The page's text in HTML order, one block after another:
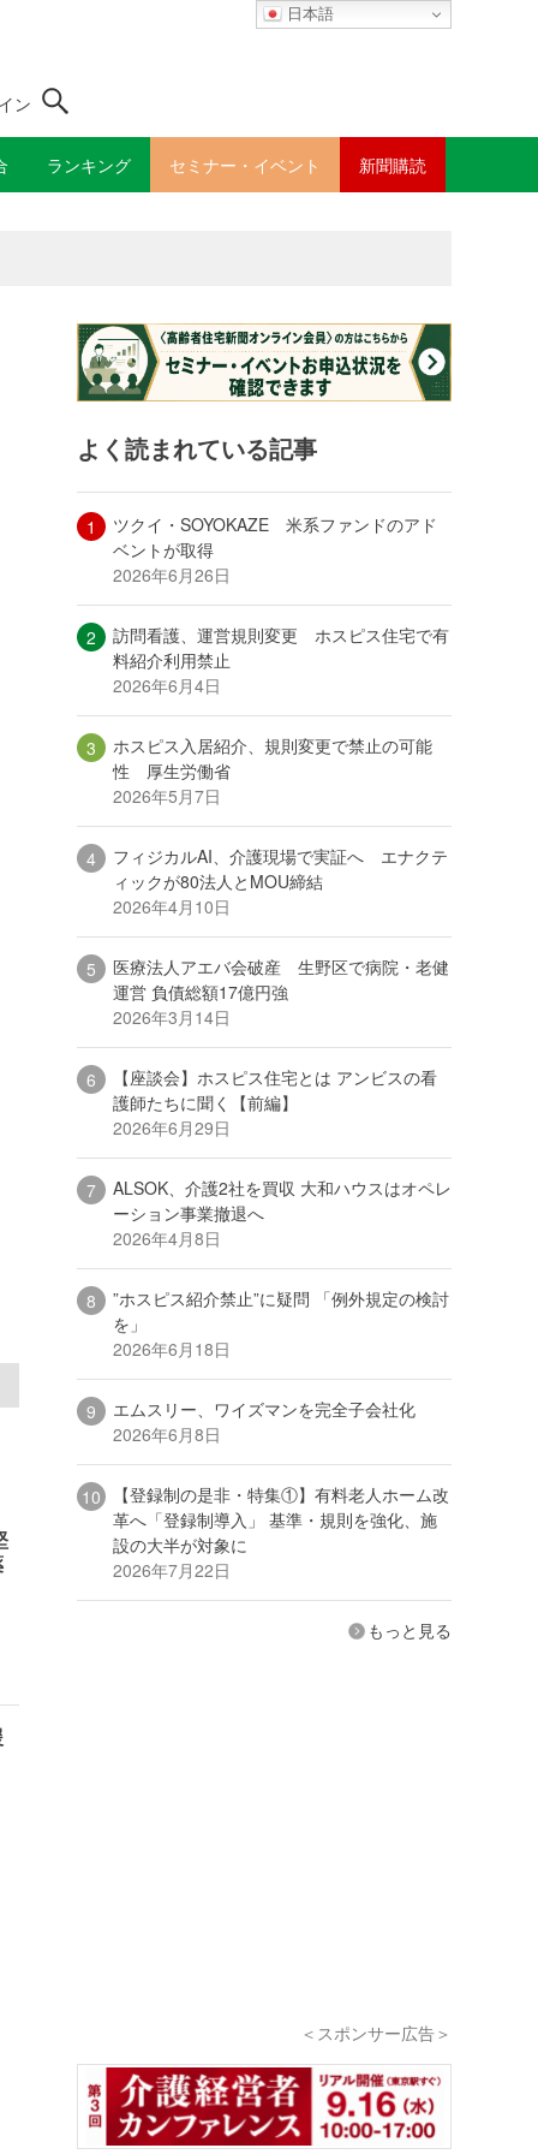
日本語
ン
ランキング セミナー・イベント 新聞購読
よく読まれている記事
ツクイ・SOYOKAZE 米系ファンドのアド
ベントが取得
2026年6月26日
訪問看護、運営規則変更 ホスピス住宅で有
料紹介利用禁止
2026年6月4日
ホスピス入居紹介、規則変更で禁止の可能
性 厚生労働省
2026年5月7日
フィジカルAI、介護現場で実証へ エナクテ
ィックが80法人とMOU締結
2026年4月10日
医療法人アエバ会破産 生野区で病院・老健
運営 負債総額17億円強
2026年3月14日
【座談会】ホスピス住宅とは アンビスの看
護師たちに聞く【前編】
2026年6月29日
ALSOK、介護2社を買収 大和ハウスはオペレ
ーション事業撤退へ
2026年4月8日
”ホスピス紹介禁止”に疑問 「例外規定の検討
を」
2026年6月18日
エムスリー、ワイズマンを完全子会社化
2026年6月8日
【登録制の是非・特集①】有料老人ホーム改
革へ「登録制導入」 基準・規則を強化、施
設の大半が対象に
2026年7月22日
もっと見る
＜スポンサー広告＞